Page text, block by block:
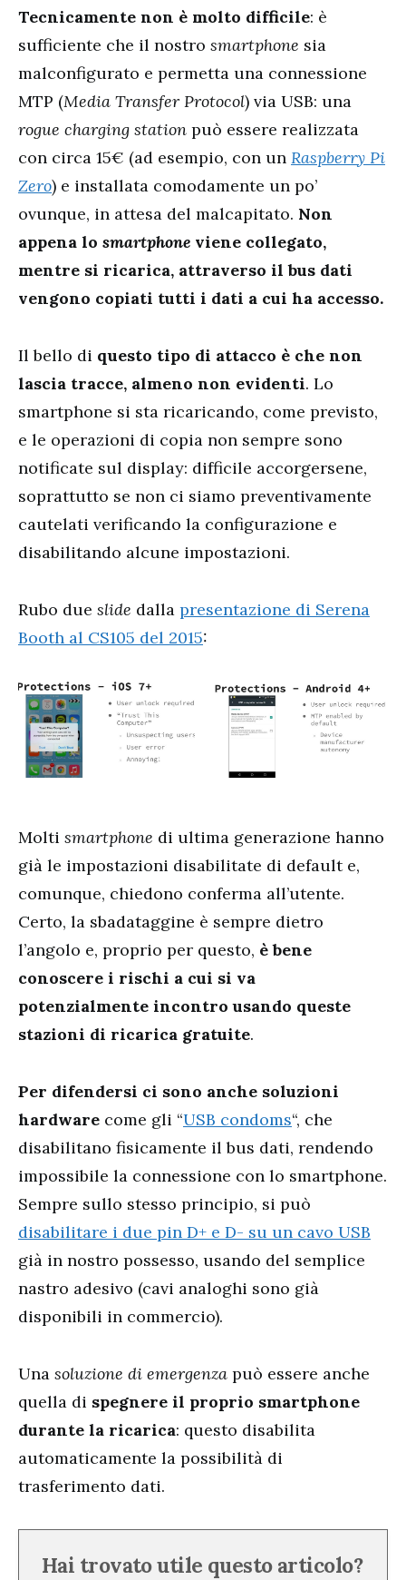
Tecnicamente non è molto difficile: è
sufficiente che il nostro smartphone sia
malconfigurato e permetta una connessione
MTP (Media Transfer Protocol) via USB: una
rogue charging station può essere realizzata
con circa 15€ (ad esempio, con un Raspberry Pi
Zero) e installata comodamente un po’
ovunque, in attesa del malcapitato. Non
appena lo smartphone viene collegato,
mentre si ricarica, attraverso il bus dati
vengono copiati tutti i dati a cui ha accesso.
Il bello di questo tipo di attacco è che non
lascia tracce, almeno non evidenti. Lo
smartphone si sta ricaricando, come previsto,
e le operazioni di copia non sempre sono
notificate sul display: difficile accorgersene,
soprattutto se non ci siamo preventivamente
cautelati verificando la configurazione e
disabilitando alcune impostazioni.
Rubo due slide dalla presentazione di Serena
Booth al CS105 del 2015:
Molti smartphone di ultima generazione hanno
già le impostazioni disabilitate di default e,
comunque, chiedono conferma all’utente.
Certo, la sbadataggine è sempre dietro
l’angolo e, proprio per questo, è bene
conoscere i rischi a cui si va
potenzialmente incontro usando queste
stazioni di ricarica gratuite.
Per difendersi ci sono anche soluzioni
hardware come gli “USB condoms“, che
disabilitano fisicamente il bus dati, rendendo
impossibile la connessione con lo smartphone.
Sempre sullo stesso principio, si può
disabilitare i due pin D+ e D- su un cavo USB
già in nostro possesso, usando del semplice
nastro adesivo (cavi analoghi sono già
disponibili in commercio).
Una soluzione di emergenza può essere anche
quella di spegnere il proprio smartphone
durante la ricarica: questo disabilita
automaticamente la possibilità di
trasferimento dati.
Hai trovato utile questo articolo?